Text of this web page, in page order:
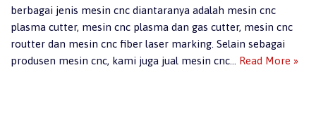
berbagai jenis mesin cnc diantaranya adalah mesin cnc
plasma cutter, mesin cnc plasma dan gas cutter, mesin cnc
routter dan mesin cnc fiber laser marking. Selain sebagai
produsen mesin cnc, kami juga jual mesin cnc… Read More »